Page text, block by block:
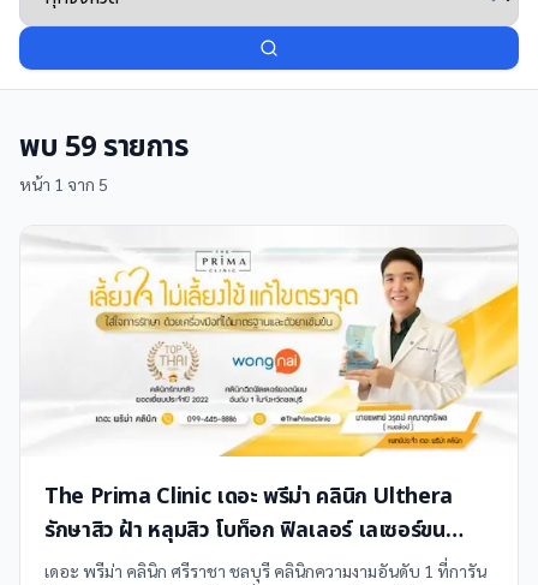
พบ 59รายการ
หน้า 1 จาก 5
The Prima Clinic เดอะ พรีม่า คลินิก Ulthera
รักษาสิว ฝ้า หลุมสิว โบท็อก ฟิลเลอร์ เลเซอร์ขน
ศรีราชา ชลบุรี
เดอะ พรีม่า คลินิก ศรีราชา ชลบุรี คลินิกความงามอันดับ 1 ที่การัน